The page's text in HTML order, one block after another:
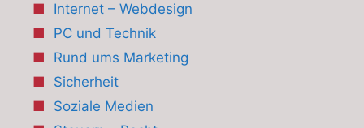
Internet – Webdesign
PC und Technik
Rund ums Marketing
Sicherheit
Soziale Medien